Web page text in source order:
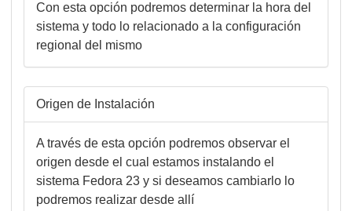
Con esta opción podremos determinar la hora del
sistema y todo lo relacionado a la configuración
regional del mismo
Origen de Instalación
A través de esta opción podremos observar el
origen desde el cual estamos instalando el
sistema Fedora 23 y si deseamos cambiarlo lo
podremos realizar desde allí